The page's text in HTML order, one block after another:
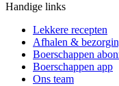
Handige links
Lekkere recepten
Afhalen &
Boerschappen
Boerschappen app
Ons team